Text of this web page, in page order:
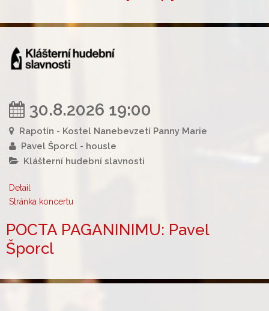
30.8.2026 19:00
Rapotín - Kostel Nanebevzetí Panny Marie
Pavel Šporcl - housle
Klášterní hudební slavnosti
Detail
Stránka koncertu
POCTA PAGANINIMU: Pavel
Šporcl